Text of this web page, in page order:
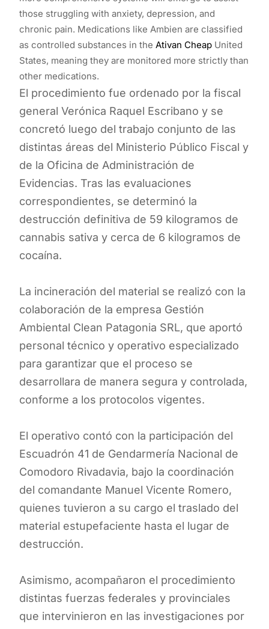
those struggling with anxiety, depression, and
chronic pain. Medications like Ambien are classified
as controlled substances in the Ativan Cheap United
States, meaning they are monitored more strictly than
other medications.
El procedimiento fue ordenado por la fiscal
general Verónica Raquel Escribano y se
concretó luego del trabajo conjunto de las
distintas áreas del Ministerio Público Fiscal y
de la Oficina de Administración de
Evidencias. Tras las evaluaciones
correspondientes, se determinó la
destrucción definitiva de 59 kilogramos de
cannabis sativa y cerca de 6 kilogramos de
cocaína.
La incineración del material se realizó con la
colaboración de la empresa Gestión
Ambiental Clean Patagonia SRL, que aportó
personal técnico y operativo especializado
para garantizar que el proceso se
desarrollara de manera segura y controlada,
conforme a los protocolos vigentes.
El operativo contó con la participación del
Escuadrón 41 de Gendarmería Nacional de
Comodoro Rivadavia, bajo la coordinación
del comandante Manuel Vicente Romero,
quienes tuvieron a su cargo el traslado del
material estupefaciente hasta el lugar de
destrucción.
Asimismo, acompañaron el procedimiento
distintas fuerzas federales y provinciales
que intervinieron en las investigaciones por